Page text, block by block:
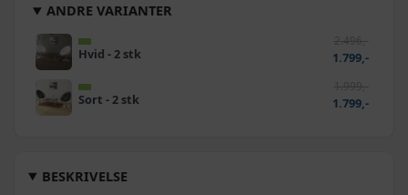
BESKRIVELSE
ANDRE VARIANTER
Hvid - 2 stk
2.496,-
1.799,-
Sort - 2 stk
1.999,-
1.799,-